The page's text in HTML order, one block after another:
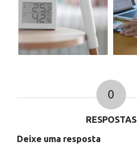
0
RESPOSTAS
Deixe uma resposta